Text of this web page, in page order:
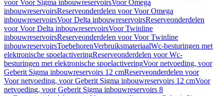
voor Voor Sigma inbouwreservoirsVoor Omega
inbouwreservoirsReserveonderdelen voor Voor Omega
inbouwreservoirsVoor Delta inbouwreservoirsReserveonderdelen
voor Voor Delta inbouwreservoirsVoor Twinline
inbouwreservoirsReserveonderdelen voor Voor Twinline
inbouwreservoirsToebehorenVerbruiksmateriaalWc-besturingen met
elektronische spoelactiveringReserveonderdelen voor Wc-
besturingen met elektronische spoelactiveringVoor netvoeding, voor
Geberit Sigma inbouwreservoirs 12 cmReserveonderdelen voor
Voor netvoeding, voor Geberit Sigma inbouwreservoirs 12 cmVoor
netvoeding, voor Geberit Sigma inbouwreservoirs 8